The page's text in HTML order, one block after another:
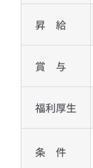
昇 給
賞 与
福利厚生
条 件